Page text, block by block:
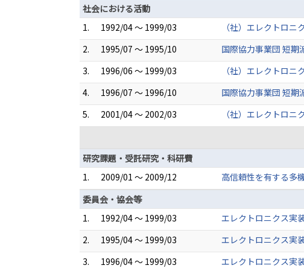
社会における活動
1.
1992/04 ～ 1999/03
（社）エレクトロニ
2.
1995/07 ～ 1995/10
国際協力事業団 短期
3.
1996/06 ～ 1999/03
（社）エレクトロニ
4.
1996/07 ～ 1996/10
国際協力事業団 短期
5.
2001/04 ～ 2002/03
（社）エレクトロニ
研究課題・受託研究・科研費
1.
2009/01 ～ 2009/12
高信頼性を有する多
委員会・協会等
1.
1992/04 ～ 1999/03
エレクトロニクス実
2.
1995/04 ～ 1999/03
エレクトロニクス実
3.
1996/04 ～ 1999/03
エレクトロニクス実